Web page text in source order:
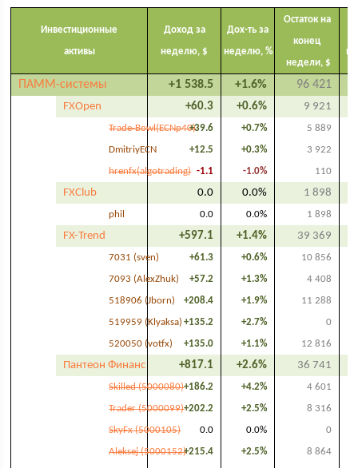
Инвестиционные
активы
Доход за
неделю, $
Дох-ть за
неделю, %
Остаток на
конец
недели, $
ПАММ-системы +1 538.5 +1.6% 96 421
FXOpen +60.3 +0.6% 9 921
Trade-Bowl(ECNp40)+39.6 +0.7% 5 889
DmitriyECN +12.5 +0.3% 3 922
hrenfx(algotrading) -1.1 -1.0% 110
FXClub 0.0 0.0% 1 898
phil 0.0 0.0% 1 898
FX-Trend +597.1 +1.4% 39 369
7031 (sven) +61.3 +0.6% 10 856
7093 (AlexZhuk) +57.2 +1.3% 4 408
518906 (Jborn) +208.4 +1.9% 11 288
519959 (Klyaksa) +135.2 +2.7% 0
520050 (votfx) +135.0 +1.1% 12 816
Пантеон Финанс +817.1 +2.6% 36 741
Skilled (5000080)+186.2 +4.2% 4 601
Trader (5000099)+202.2 +2.5% 8 316
SkyFx (5000105) 0.0 0.0% 0
Aleksej (5000152)+215.4 +2.5% 8 864